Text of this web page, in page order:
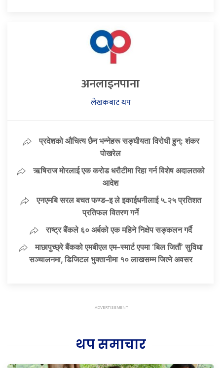
अनलाइनपाना
लेखकबाट थप
प्रदेशको औचित्य छैन भन्नेहरू सङ्घीयता विरोधी हुन्: शंकर
पोखरेल
ऋषिराज मोरलाई एक करोड धरौटीमा रिहा गर्न विशेष अदालतको
आदेश
एनएमबि सरल बचत फण्ड–इ ले इकाईधनीलाई ५.२५ प्रतिशत
प्रतिफल वितरण गर्ने
राष्ट्र बैंकले ६० अर्बको एक महिने निक्षेप सङ्कलन गर्दै
माछापुच्छ्रे बैंकको एमबीएल एम–स्मार्ट एपमा ‘बिल जितौं’ सुविधा
सञ्चालनमा, डिजिटल भुक्तानीमा १० लाखसम्म जित्ने अवसर
थप समाचार